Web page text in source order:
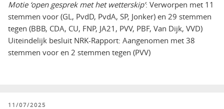
Motie ‘open gesprek met het wetterskip’: Verworpen met 11
stemmen voor (GL, PvdD, PvdA, SP, Jonker) en 29 stemmen
tegen (BBB, CDA, CU, FNP, JA21, PVV, PBF, Van Dijk, VVD)
Uiteindelijk besluit NRK-Rapport: Aangenomen met 38
stemmen voor en 2 stemmen tegen (PVV)
GEPLAATST
11/07/2025